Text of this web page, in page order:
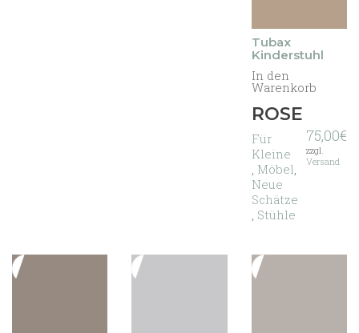
Tubax
Kinderstuhl
In den
Warenkorb
ROSE
Für
Kleine
, Möbel,
Neue
Schätze
, Stühle
75,00€
zzgl.
Versand